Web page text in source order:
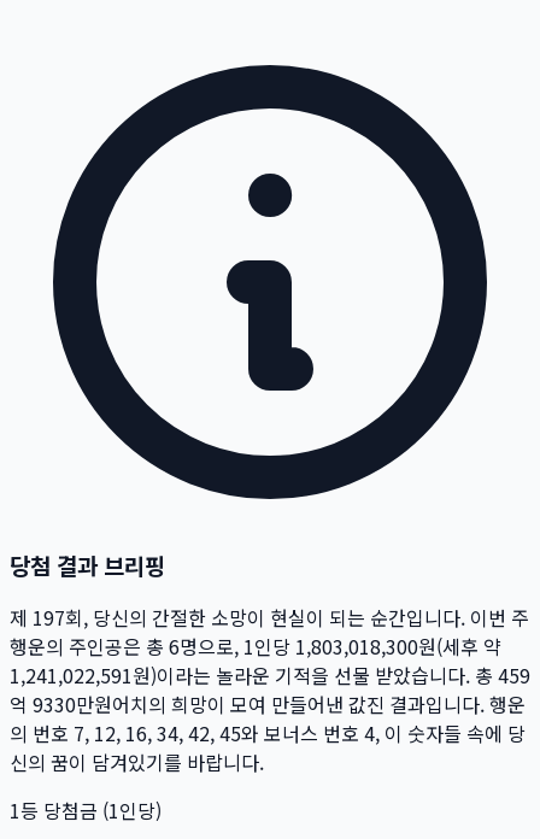
당첨 결과 브리핑
제 197회, 당신의 간절한 소망이 현실이 되는 순간입니다. 이번 주
행운의 주인공은 총 6명으로, 1인당 1,803,018,300원(세후 약
1,241,022,591원)이라는 놀라운 기적을 선물 받았습니다. 총 459
억 9330만원어치의 희망이 모여 만들어낸 값진 결과입니다. 행운
의 번호 7, 12, 16, 34, 42, 45와 보너스 번호 4, 이 숫자들 속에 당
신의 꿈이 담겨있기를 바랍니다.
1등 당첨금 (1인당)